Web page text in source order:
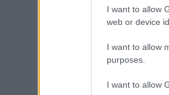
I want to allow
web or device
I want to allow
purposes.
I want to allow